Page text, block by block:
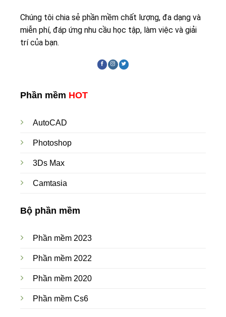
Chúng tôi chia sẻ phần mềm chất lượng, đa dạng và
miễn phí, đáp ứng nhu cầu học tập, làm việc và giải
trí của bạn.
Phần mềm HOT
AutoCAD
Photoshop
3Ds Max
Camtasia
Bộ phần mềm
Phần mềm 2023
Phần mềm 2022
Phần mềm 2020
Phần mềm Cs6